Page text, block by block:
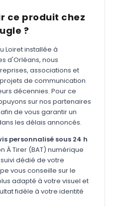
ce produit chez
?
Loiret installée à
d'Orléans, nous
associations et
de communication
décennies. Pour ce
sur nos partenaires
de vous garantir un
les délais annoncés.
personnalisé sous 24 h
À Tirer (BAT) numérique
dédié de votre
vous conseille sur le
adapté à votre visuel et
fidèle à votre identité